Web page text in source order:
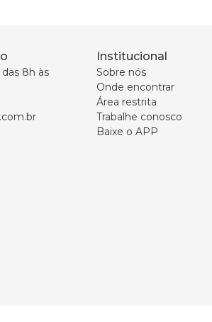
8h às
Institucional
Sobre nós
Onde encontrar
Área restrita
Trabalhe conosco
Baixe o APP